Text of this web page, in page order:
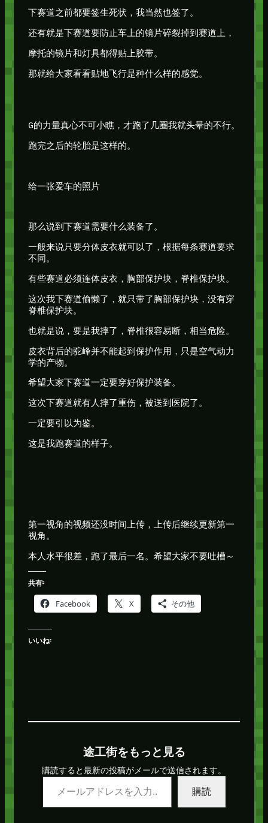
下赛道之前都要签生死状，我当然也签了。
还有就是下赛道要防止车上的镜片碎裂掉到赛道上，
摩托的镜片和灯具都得贴上胶带。
那就给大家看看贴地飞行是种什么样的感觉。
G的力量真心不可小瞧，才跑了几圈我就头晕的不行。
跑完之后的轮胎是这样的。
给一张爱车的照片
那么说到下赛道需要什么装备了。
一般来说只要分体皮衣就可以了，根据每条赛道要求
不同。
有些赛道必须连体皮衣，胸部保护块，脊椎保护块。
这次我下赛道偷懒了，就只带了胸部保护块，没有穿
脊椎保护块。
也就是说，要是我摔了，脊椎很容易断，相当危险。
皮衣背后的驼峰并不能起到保护作用，只是空气动力
学的产物。
希望大家下赛道一定要穿好保护装备。
这次下赛道就有人摔了重伤，被送到医院了。
一定要引以为鉴。
这是我跑赛道的样子。
第一视角的视频还没时间上传，上传后继续更新第一
视角。
本人水平很差，跑了最后一名。希望大家不要吐槽～
共有:
Facebook X その他
いいね:
途工街をもっと見る
購読すると最新の投稿がメールで送信されます。
メールアドレスを入力…
購読